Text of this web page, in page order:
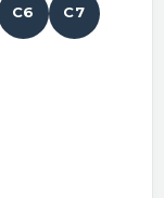
C6 C7